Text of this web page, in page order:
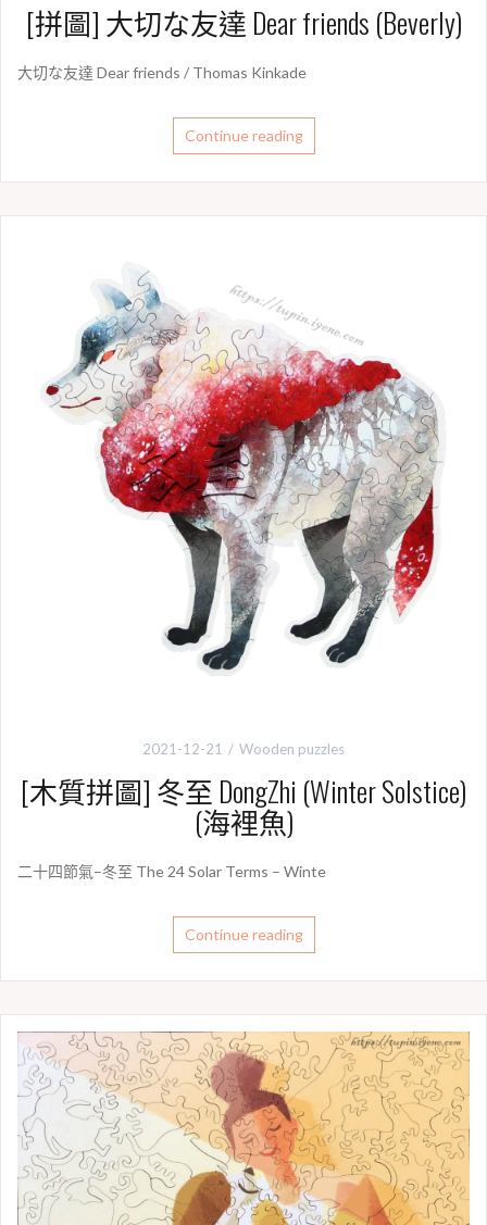
[拼圖] 大切な友達 Dear friends (Beverly)
大切な友達 Dear friends / Thomas Kinkade
Continue reading
2021-12-21 Wooden puzzles
[木質拼圖] 冬至 DongZhi (Winter Solstice)
(海裡魚)
二十四節氣–冬至 The 24 Solar Terms – Winte
Continue reading